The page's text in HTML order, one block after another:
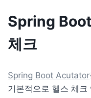
Spring
체크
Spring Boot Acutator
기본적으로 헬스 체